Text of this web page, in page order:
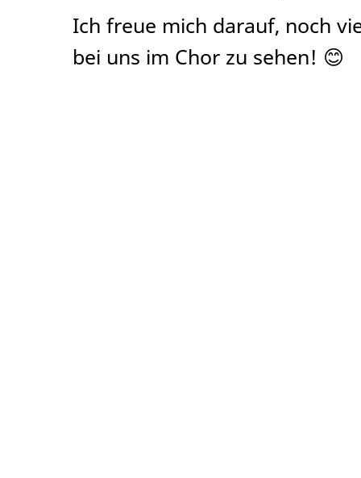
Ich freue mich darauf, noch
bei uns im Chor zu sehen! 😊